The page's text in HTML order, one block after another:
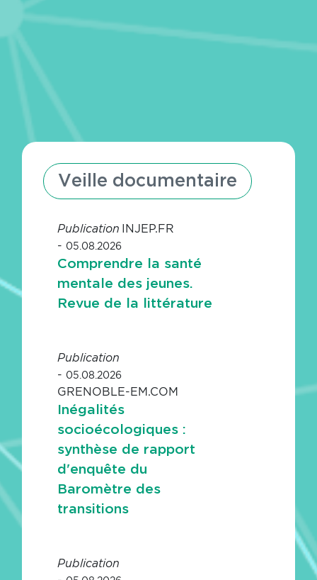
Veille documentaire
Publication
- 05.08.2026
INJEP.FR
Comprendre la santé
mentale des jeunes.
Revue de la littérature
Publication
- 05.08.2026
GRENOBLE-EM.COM
Inégalités
socioécologiques :
synthèse de rapport
d'enquête du
Baromètre des
transitions
Publication